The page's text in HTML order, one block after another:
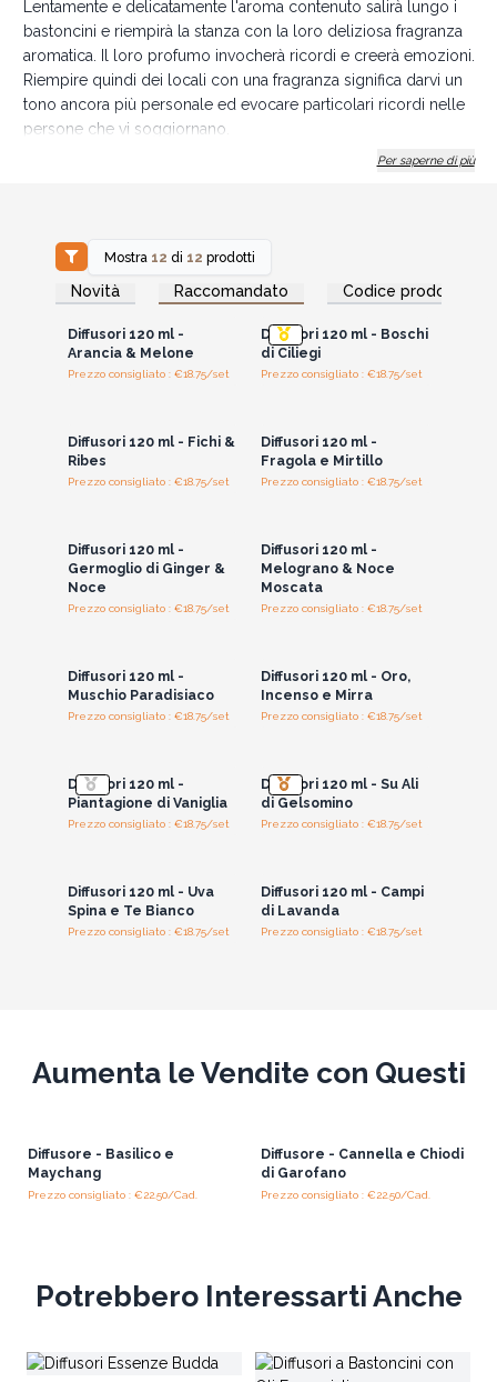
Lentamente e delicatamente l'aroma contenuto salirà lungo i
bastoncini e riempirà la stanza con la loro deliziosa fragranza
aromatica. Il loro profumo invocherà ricordi e creerà emozioni.
Riempire quindi dei locali con una fragranza significa darvi un
tono ancora più personale ed evocare particolari ricordi nelle
persone che vi soggiornano.
Nota: tenere lontano da bambini, animali e fiamme
libere. Utilizzare un sottopiatto per proteggere le
vostre forniture.
Ordina oggi e crea un'avventura di fragranze nella casa
dei tuoi clienti!
Per saperne di più
Mostra 12 di 12 prodotti
Novità Raccomandato Codice prodotto
Accedi per vedere
i prezzi all'ingrosso
Diffusori 120 ml -
Arancia & Melone
Prezzo consigliato : €18.75/set
Accedi per vedere
i prezzi all'ingrosso
Diffusori 120 ml - Boschi
di Ciliegi
Prezzo consigliato : €18.75/set
Diffusori 120 ml - Fichi &
Ribes
Prezzo consigliato : €18.75/set
Diffusori 120 ml -
Fragola e Mirtillo
Prezzo consigliato : €18.75/set
Diffusori 120 ml -
Germoglio di Ginger &
Noce
Prezzo consigliato : €18.75/set
Diffusori 120 ml -
Melograno & Noce
Moscata
Prezzo consigliato : €18.75/set
Diffusori 120 ml -
Muschio Paradisiaco
Prezzo consigliato : €18.75/set
Diffusori 120 ml - Oro,
Incenso e Mirra
Prezzo consigliato : €18.75/set
Diffusori 120 ml -
Piantagione di Vaniglia
Prezzo consigliato : €18.75/set
Diffusori 120 ml - Su Ali
di Gelsomino
Prezzo consigliato : €18.75/set
Diffusori 120 ml - Uva
Spina e Te Bianco
Prezzo consigliato : €18.75/set
Diffusori 120 ml - Campi
di Lavanda
Prezzo consigliato : €18.75/set
Aumenta le Vendite con Questi
Diffusore - Basilico e
Maychang
Prezzo consigliato : €22.50/Cad.
Diffusore - Cannella e Chiodi
di Garofano
Prezzo consigliato : €22.50/Cad.
Potrebbero Interessarti Anche